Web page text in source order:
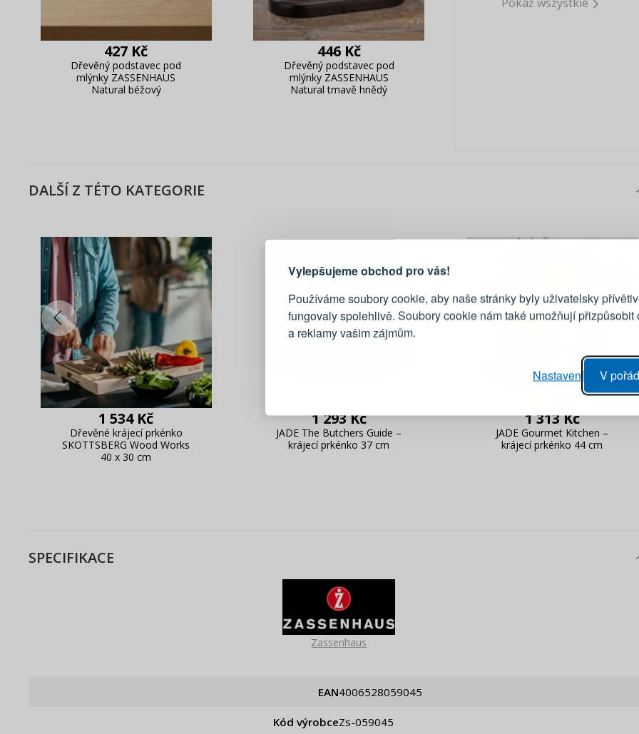
Vylepšujeme obchod pro vás!
Používáme soubory cookie, aby naše stránky byly uživatelsky
fungovaly spolehlivě. Soubory cookie nám také umožňují přizpůsobit
a reklamy vašim zájmům.
V
Nastavení
427 Kč
Dřevěný podstavec pod
mlýnky ZASSENHAUS
Natural béžový
446 Kč
Dřevěný podstavec pod
mlýnky ZASSENHAUS
Natural tmavě hnědý
DALŠÍ Z TÉTO KATEGORIE
1 534 Kč
Dřevěné krájecí prkénko
SKOTTSBERG Wood Works
40 x 30 cm
1 293 Kč
JADE The Butchers Guide –
krájecí prkénko 37 cm
1 313 Kč
JADE Gourmet Kitchen –
krájecí prkénko 44 cm
SPECIFIKACE
Zassenhaus
EAN 4006528059045
Kód výrobce zs-059045
vytvořit účet
Živý náhled na změny v objednávce
Emailová adresa
PŘIHLÁSIT
Připomenutí